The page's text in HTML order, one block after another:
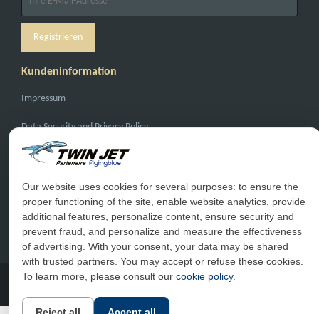
Kundeninformation
Impressum
Data Security and Privacy Policy
General Conditions of Carriage
General Conditions of Sale
Haufige Fragen
Kontakt
Our website uses cookies for several purposes: to ensure the
proper functioning of the site, enable website analytics, provide
additional features, personalize content, ensure security and
prevent fraud, and personalize and measure the effectiveness
of advertising. With your consent, your data may be shared
with trusted partners. You may accept or refuse these cookies.
To learn more, please consult our cookie policy.